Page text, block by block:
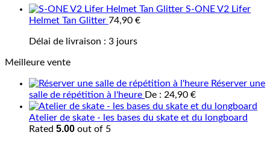
S-ONE V2 Lifer
Helmet Tan Glitter 74,90 €
Délai de livraison : 3 jours
Meilleure vente
Réserver une
salle de répétition à l'heure De : 24,90 €
Atelier de skate - les bases du skate et du longboard
Rated 5.00 out of 5